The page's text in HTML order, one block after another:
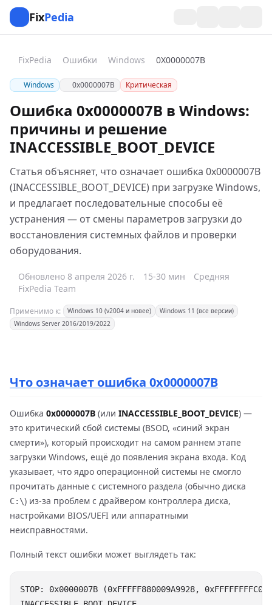
FixPedia
FixPedia Ошибки Windows 0X0000007B
Windows 0x0000007B Критическая
Ошибка 0x0000007B в Windows:
причины и решение
INACCESSIBLE_BOOT_DEVICE
Статья объясняет, что означает ошибка 0x0000007B
(INACCESSIBLE_BOOT_DEVICE) при загрузке Windows,
и предлагает последовательные способы её
устранения — от смены параметров загрузки до
восстановления системных файлов и проверки
оборудования.
Обновлено 8 апреля 2026 г. 15-30 мин
Средняя
FixPedia Team
Применимо к: Windows 10 (v2004 и новее)
Windows 11 (все версии)
Windows Server 2016/2019/2022
Что означает ошибка 0x0000007B
Ошибка 0x0000007B (или INACCESSIBLE_BOOT_DEVICE) —
это критический сбой системы (BSOD, «синий экран
смерти»), который происходит на самом раннем этапе
загрузки Windows, ещё до появления экрана входа. Код
указывает, что ядро операционной системы не смогло
прочитать данные с системного раздела (обычно диска
C:\) из-за проблем с драйвером контроллера диска,
настройками BIOS/UEFI или аппаратными
неисправностями.
Полный текст ошибки может выглядеть так:
STOP: 0x0000007B (0xFFFFF880009A9928,